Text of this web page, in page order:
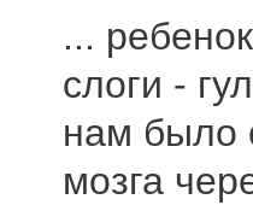
...
слоги -
нам было
мозга